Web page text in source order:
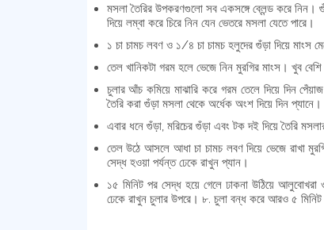
মসলা তৈরির উপকরণগুলো সব একসঙ্গে ব্লেন্ড করে নিন।
দিয়ে লম্বা করে চিরে নিন যেন ভেতরে মসলা যেতে পারে।
১ চা চামচ লবণ ও ১/৪ চা চামচ হলুদের গুঁড়া দিয়ে মাংস
তেল খানিকটা গরম হলে ভেজে নিন মুরগির মাংস। খুব
চুলার আঁচ কমিয়ে মাঝারি করে গরম তেলে দিয়ে দিন
তৈরি করা গুঁড়া মসলা থেকে অর্ধেক অংশ দিয়ে দিন প্যানে।
এবার ধনে গুঁড়া, মরিচের গুঁড়া এবং টক দই দিয়ে তৈরি
তেল উঠে আসলে আধা চা চামচ লবণ দিয়ে ভেজে রাখা
সেদ্ধ হওয়া পর্যন্ত ঢেকে রাখুন প্যান।
১৫ মিনিট পর সেদ্ধ হয়ে গেলে ঢাকনা উঠিয়ে
ঢেকে রাখুন চুলার উপরে। ৮. চুলা বন্ধ করে আরও ৫ মিনিট